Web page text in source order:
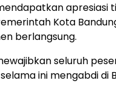
apresiasi
Kota
berlangsung.
seluruh
ini mengabdi di